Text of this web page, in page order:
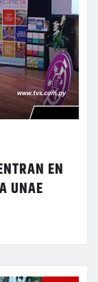
EN
UNAE